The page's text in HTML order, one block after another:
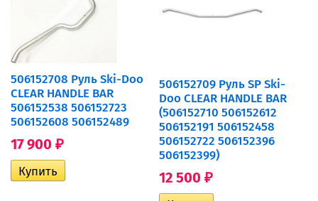
506152708 Руль Ski-Doo
CLEAR HANDLE BAR
506152538 506152723
506152608 506152489
17 900 ₽
506152709 Руль SP Ski-
Doo CLEAR HANDLE BAR
(506152710 506152612
506152191 506152458
506152722 506152396
506152399)
12 500 ₽